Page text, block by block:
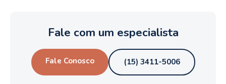
Fale com um especialista
Fale Conosco (15) 3411-5006